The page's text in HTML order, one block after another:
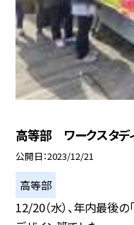
高等部 ワークスタ
公開日 2023/12/21
高等部
12/20（水）、年内最後